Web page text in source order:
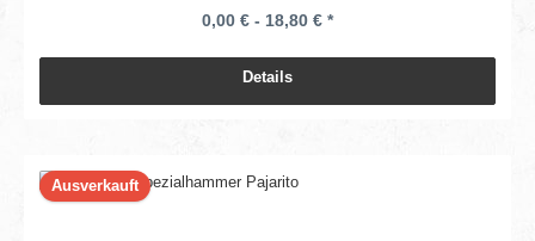
0,00 € - 18,80 € *
Details
Ausverkauft